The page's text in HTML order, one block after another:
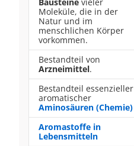
Moleküle, die in der
Natur und im
menschlichen Körper
vorkommen.
Bestandteil von
Arzneimittel.
Bestandteil essenzieller
aromatischer
Aminosäuren (Chemie)
Aromastoffe in
Lebensmitteln